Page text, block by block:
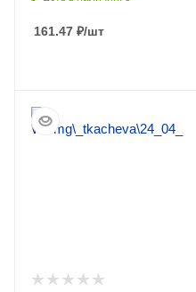
161.47 ₽/шт